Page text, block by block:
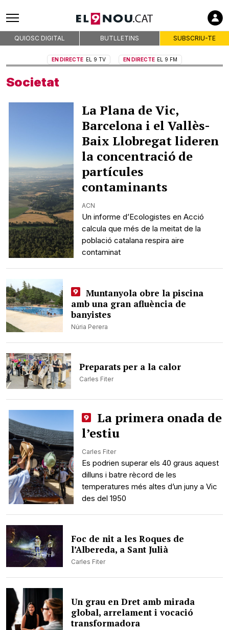
QUIOSC DIGITAL BUTLLETINS SUBSCRIU-TE
EN DIRECTE EL 9 TV EN DIRECTE EL 9 FM
Societat
La Plana de Vic,
Barcelona i el Vallès-
Baix Llobregat lideren
la concentració de
partícules
contaminants
ACN
Un informe d’Ecologistes en Acció
calcula que més de la meitat de la
població catalana respira aire
contaminat
Muntanyola obre la piscina
amb una gran afluència de
banyistes
Núria Perera
Preparats per a la calor
Carles Fiter
La primera onada de
l’estiu
Carles Fiter
Es podrien superar els 40 graus aquest
dilluns i batre rècord de les
temperatures més altes d’un juny a Vic
des del 1950
Foc de nit a les Roques de
l’Albereda, a Sant Julià
Carles Fiter
Un grau en Dret amb mirada
global, arrelament i vocació
transformadora